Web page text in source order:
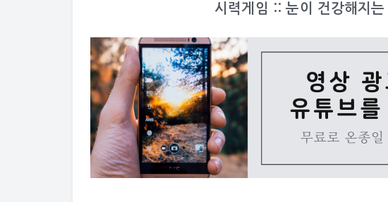
시력게임 :: 눈이 건강해지는